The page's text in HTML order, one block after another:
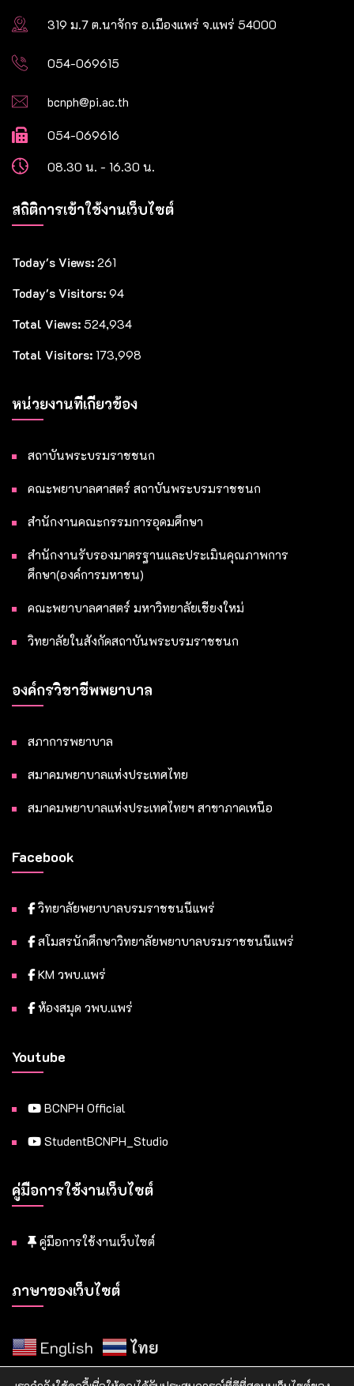
319 ม.7 ต.นาจักร อ.เมืองแพร่ จ.แพร่ 54000
054-069615
bcnph@pi.ac.th
054-069616
08.30 น. - 16.30 น.
สถิติการเข้าใช้งานเว็บไซต์
Today's Views: 261
Today's Visitors: 94
Total Views: 524,934
Total Visitors: 173,998
หน่วยงานที่เกี่ยวข้อง
สถาบันพระบรมราชชนก
คณะพยาบาลศาสตร์ สถาบันพระบรมราชชนก
สำนักงานคณะกรรมการอุดมศึกษา
สำนักงานรับรองมาตรฐานและประเมินคุณภาพการ
ศึกษา(องค์การมหาชน)
คณะพยาบาลศาสตร์ มหาวิทยาลัยเชียงใหม่
วิทยาลัยในสังกัดสถาบันพระบรมราชชนก
องค์กรวิชาชีพพยาบาล
สภาการพยาบาล
สมาคมพยาบาลแห่งประเทศไทย
สมาคมพยาบาลแห่งประเทศไทยฯ สาขาภาคเหนือ
Facebook
วิทยาลัยพยาบาลบรมราชชนนีแพร่
สโมสรนักศึกษาวิทยาลัยพยาบาลบรมราชชนนีแพร่
KM วพบ.แพร่
ห้องสมุด วพบ.แพร่
Youtube
BCNPH Official
StudentBCNPH_Studio
คู่มือการใช้งานเว็บไซต์
คู่มือการใช้งานเว็บไซต์
ภาษาของเว็บไซต์
English ไทย